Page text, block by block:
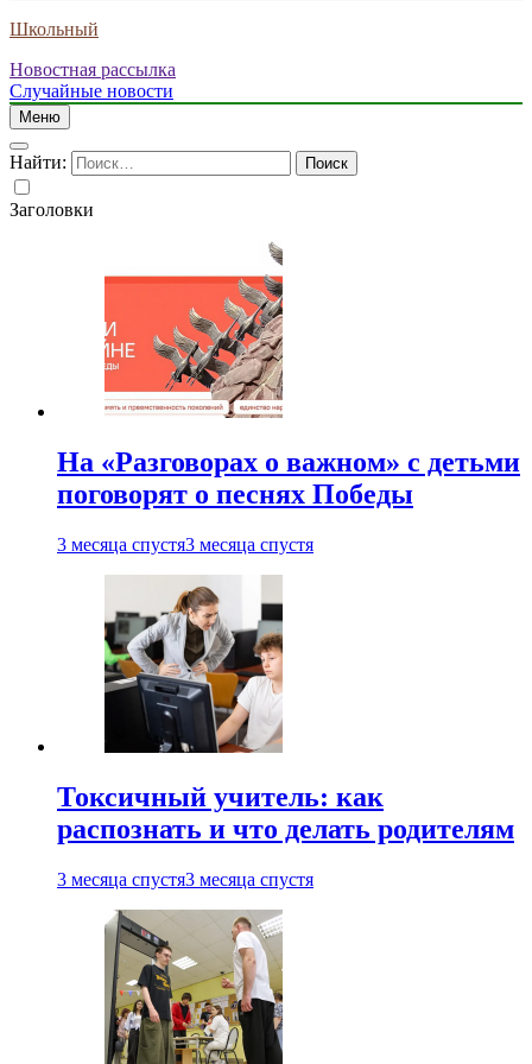
Школьный
Новостная рассылка
Случайные новости
Меню
Найти:
Заголовки
На «Разговорах о важном» с детьми
поговорят о песнях Победы
3 месяца спустя3 месяца спустя
Токсичный учитель: как
распознать и что делать родителям
3 месяца спустя3 месяца спустя